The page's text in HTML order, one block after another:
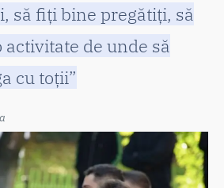
să fiți bine pregătiți, să
de unde să
cu toții”